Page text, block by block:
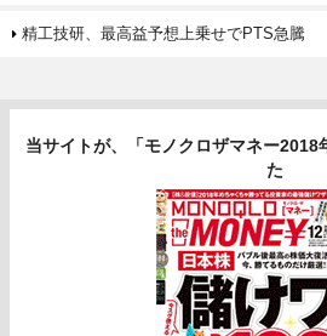
精工技研、最高益予想上乗せでPTS急騰
当サイトが、「モノクロザマネー2018
た